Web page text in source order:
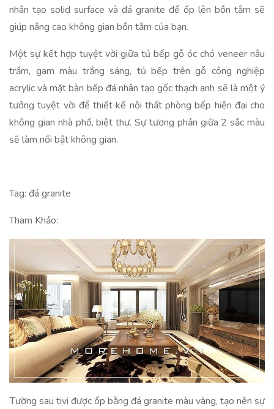
nhân tạo solid surface và đá granite để ốp lên bồn tắm sẽ
giúp nâng cao không gian bồn tắm của bạn.
Một sự kết hợp tuyệt vời giữa tủ bếp gỗ óc chó veneer nâu
trầm, gam màu trắng sáng, tủ bếp trên gỗ công nghiệp
acrylic và mặt bàn bếp đá nhân tạo gốc thạch anh sẽ là một ý
tưởng tuyệt vời để thiết kế nội thất phòng bếp hiện đại cho
không gian nhà phố, biệt thự. Sự tương phản giữa 2 sắc màu
sẽ làm nổi bật không gian.
Tag: đá granite
Tham Khảo:
Tường sau tivi được ốp bằng đá granite màu vàng, tạo nên sự